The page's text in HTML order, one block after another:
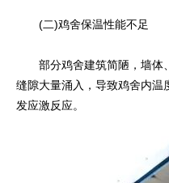
(二)鸡舍保温性能不足
部分鸡舍建筑简陋，墙体、
缝隙大量涌入，导致鸡舍内温
发应激反应。